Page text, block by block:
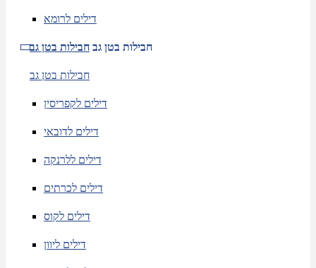
דילים לרומא
חבילות בטן גב חבילות בטן גב
חבילות בטן גב
דילים לקפריסין
דילים לדובאי
דילים ללרנקה
דילים לכרתים
דילים לקוס
דילים ליוון